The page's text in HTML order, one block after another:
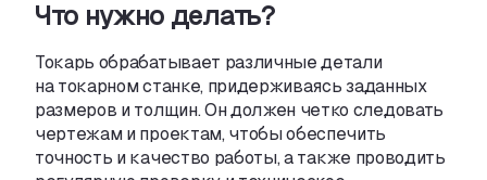
Что нужно делать?
Токарь обрабатывает различные детали
на токарном станке, придерживаясь заданных
размеров и толщин. Он должен четко следовать
чертежам и проектам, чтобы обеспечить
точность и качество работы,а также проводить